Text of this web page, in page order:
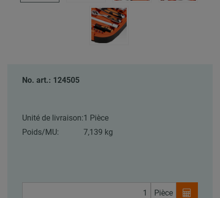
No. art.: 124505
Unité de livraison:1 Pièce
Poids/MU:
7,139 kg
Pièce